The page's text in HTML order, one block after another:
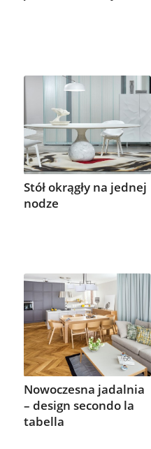
Stół okrągły na jednej
nodze
Nowoczesna jadalnia
– design secondo la
tabella